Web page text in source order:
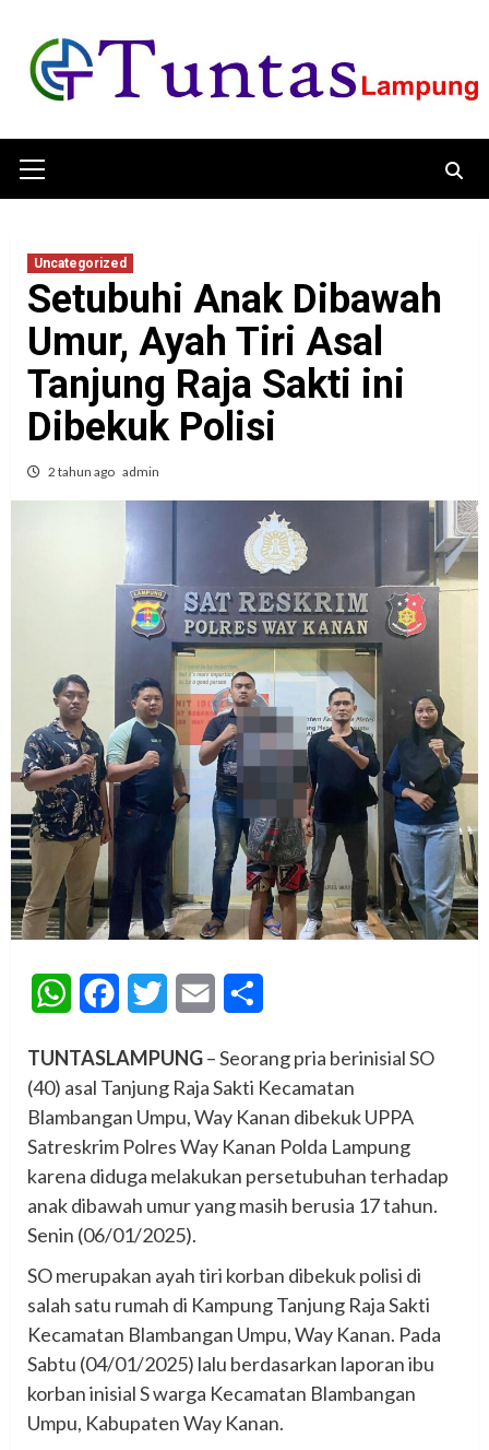
content
Menu
Uncategorized
Setubuhi Anak Dibawah
Umur, Ayah Tiri Asal
Tanjung Raja Sakti ini
Dibekuk Polisi
2 tahun ago admin
WhatsAppFacebookTwitter Email
TUNTASLAMPUNG– Seorang pria berinisial SO
(40) asal Tanjung Raja Sakti Kecamatan
Blambangan Umpu, Way Kanan dibekuk UPPA
Satreskrim Polres Way Kanan Polda Lampung
karena diduga melakukan persetubuhan terhadap
anak dibawah umur yang masih berusia 17 tahun.
Senin (06/01/2025).
SO merupakan ayah tiri korban dibekuk polisi di
salah satu rumah di Kampung Tanjung Raja Sakti
Kecamatan Blambangan Umpu, Way Kanan. Pada
Sabtu (04/01/2025) lalu berdasarkan laporan ibu
korban inisial S warga Kecamatan Blambangan
Umpu, Kabupaten Way Kanan.